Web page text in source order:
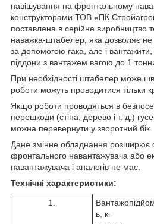
навішування на фронтальному
конструкторами ТОВ «ПК
поставлена в серійне виробництво
наважка-штабелер, яка дозволяє не
за допомогою гака, але і
піддони з вантажем вагою до 1
При необхідності штабелер може
роботи можуть проводитися тільки
Якщо роботи проводяться в
перешкоди (стіна, дерево і т. д.)
можна перевернути у зворотний бік.
Дане змінне обладнання розширює
фронтального навантажувача або
навантажувача і аналогів не має.
Технічні характеристики:
1.
ь, кг